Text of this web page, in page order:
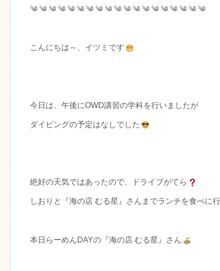
༄ ༄ ༄ ༄ ༄ ༄ ༄ ༄ ༄ ༄ ༄ ༄ ༄ ༄ ༄ ༄ ༄ ༄ ༄
こんにちは～、イツミです
今日は、午後にOWD講習の学科を行いましたが
ダイビングの予定はなしでした
絶好の天気ではあったので、ドライブがてら
しおりと『海の店 むる星』さんまでランチを食べに
本日らーめんDAYの『海の店 むる星』さん